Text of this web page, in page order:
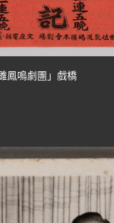
鳳鳴劇團」戲橋